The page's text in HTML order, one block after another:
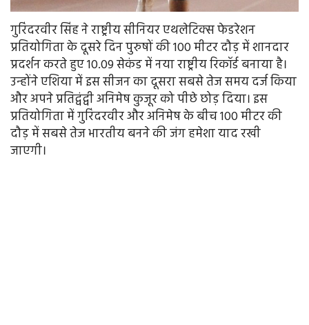
गुरिंदरवीर सिंह ने राष्ट्रीय सीनियर एथलेटिक्स फेडरेशन
प्रतियोगिता के दूसरे दिन पुरुषों की 100 मीटर दौड़ में शानदार
प्रदर्शन करते हुए 10.09 सेकंड में नया राष्ट्रीय रिकॉर्ड बनाया है।
उन्होंने एशिया में इस सीजन का दूसरा सबसे तेज समय दर्ज किया
और अपने प्रतिद्वंद्वी अनिमेष कुजूर को पीछे छोड़ दिया। इस
प्रतियोगिता में गुरिंदरवीर और अनिमेष के बीच 100 मीटर की
दौड़ में सबसे तेज भारतीय बनने की जंग हमेशा याद रखी
जाएगी।